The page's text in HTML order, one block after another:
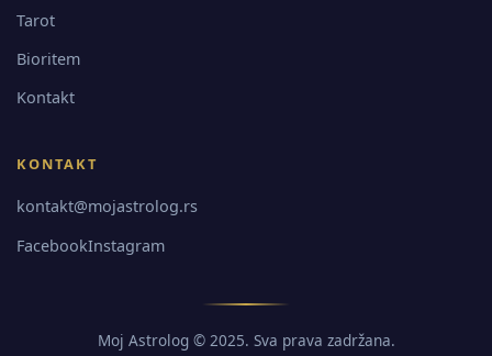
Tarot
Bioritem
Kontakt
KONTAKT
kontakt@mojastrolog.rs
FacebookInstagram
Moj Astrolog © 2025. Sva prava zadržana.